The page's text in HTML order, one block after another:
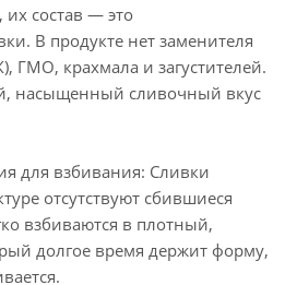
состав — это
В продукте нет заменителя
ГМО, крахмала и загустителей.
насыщенный сливочный вкус
для взбивания: Сливки
отсутствуют сбившиеся
взбиваются в плотный,
долгое время держит форму,